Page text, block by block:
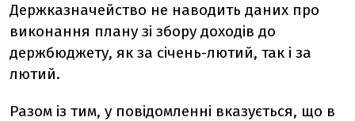
Держказначейство не наводить даних про
виконання плану зі збору доходів до
держбюджету, як за січень-лютий, так і за
лютий.
Разом із тим, у повідомленні вказується, що в